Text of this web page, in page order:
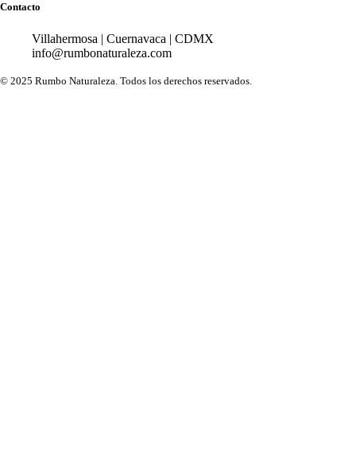
Contacto
Villahermosa | Cuernavaca | CDMX
info@rumbonaturaleza.com
© 2025 Rumbo Naturaleza. Todos los derechos reservados.